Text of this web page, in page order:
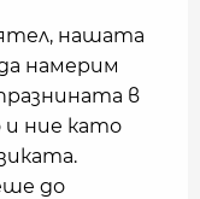
нашата
намерим
в
ние като
до